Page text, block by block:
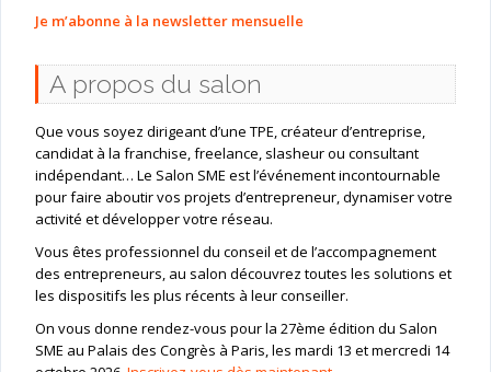
Je m’abonne à la newsletter mensuelle
A propos du salon
Que vous soyez dirigeant d’une TPE, créateur d’entreprise,
candidat à la franchise, freelance, slasheur ou consultant
indépendant… Le Salon SME est l’événement incontournable
pour faire aboutir vos projets d’entrepreneur, dynamiser votre
activité et développer votre réseau.
Vous êtes professionnel du conseil et de l’accompagnement
des entrepreneurs, au salon découvrez toutes les solutions et
les dispositifs les plus récents à leur conseiller.
On vous donne rendez-vous pour la 27ème édition du Salon
SME au Palais des Congrès à Paris, les mardi 13 et mercredi 14